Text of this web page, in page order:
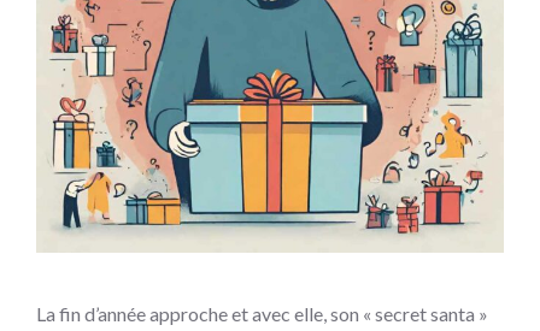
La fin d’année approche et avec elle, son « secret santa »